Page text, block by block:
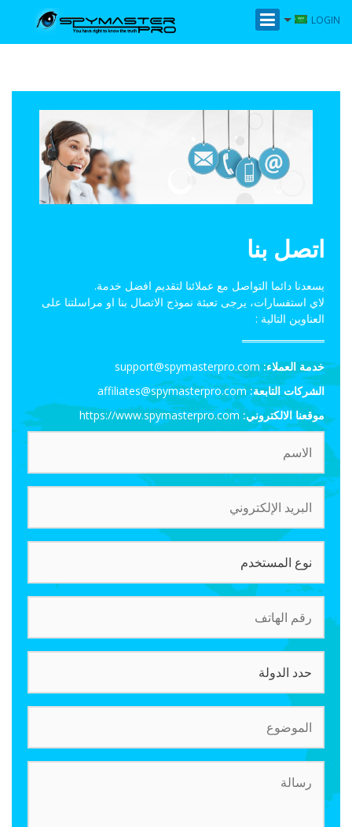
LOGIN
اتصل بنا
يسعدنا دائما التواصل مع عملائنا لتقديم افضل خدمة.
لاي استفسارات، يرجى تعبئة نموذج الاتصال بنا او مراسلتنا على
العناوين التالية :
خدمة العملاء:support@spymasterpro.com
الشركات التابعة:affiliates@spymasterpro.com
موقعنا الالكتروني: